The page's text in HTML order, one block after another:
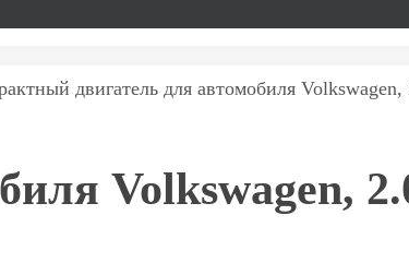
двигатель для автомобиля
Volkswagen,